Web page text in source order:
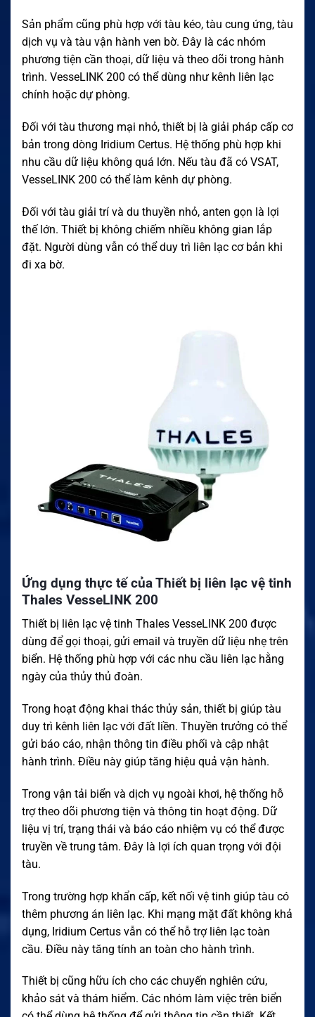
Sản phẩm cũng phù hợp với tàu kéo, tàu cung ứng, tàu
dịch vụ và tàu vận hành ven bờ. Đây là các nhóm
phương tiện cần thoại, dữ liệu và theo dõi trong hành
trình. VesseLINK 200 có thể dùng như kênh liên lạc
chính hoặc dự phòng.
Đối với tàu thương mại nhỏ, thiết bị là giải pháp cấp cơ
bản trong dòng Iridium Certus. Hệ thống phù hợp khi
nhu cầu dữ liệu không quá lớn. Nếu tàu đã có VSAT,
VesseLINK 200 có thể làm kênh dự phòng.
Đối với tàu giải trí và du thuyền nhỏ, anten gọn là lợi
thế lớn. Thiết bị không chiếm nhiều không gian lắp
đặt. Người dùng vẫn có thể duy trì liên lạc cơ bản khi
đi xa bờ.
Ứng dụng thực tế của Thiết bị liên lạc vệ tinh
Thales VesseLINK 200
Thiết bị liên lạc vệ tinh Thales VesseLINK 200 được
dùng để gọi thoại, gửi email và truyền dữ liệu nhẹ trên
biển. Hệ thống phù hợp với các nhu cầu liên lạc hằng
ngày của thủy thủ đoàn.
Trong hoạt động khai thác thủy sản, thiết bị giúp tàu
duy trì kênh liên lạc với đất liền. Thuyền trưởng có thể
gửi báo cáo, nhận thông tin điều phối và cập nhật
hành trình. Điều này giúp tăng hiệu quả vận hành.
Trong vận tải biển và dịch vụ ngoài khơi, hệ thống hỗ
trợ theo dõi phương tiện và thông tin hoạt động. Dữ
liệu vị trí, trạng thái và báo cáo nhiệm vụ có thể được
truyền về trung tâm. Đây là lợi ích quan trọng với đội
tàu.
Trong trường hợp khẩn cấp, kết nối vệ tinh giúp tàu có
thêm phương án liên lạc. Khi mạng mặt đất không khả
dụng, Iridium Certus vẫn có thể hỗ trợ liên lạc toàn
cầu. Điều này tăng tính an toàn cho hành trình.
Thiết bị cũng hữu ích cho các chuyến nghiên cứu,
khảo sát và thám hiểm. Các nhóm làm việc trên biển